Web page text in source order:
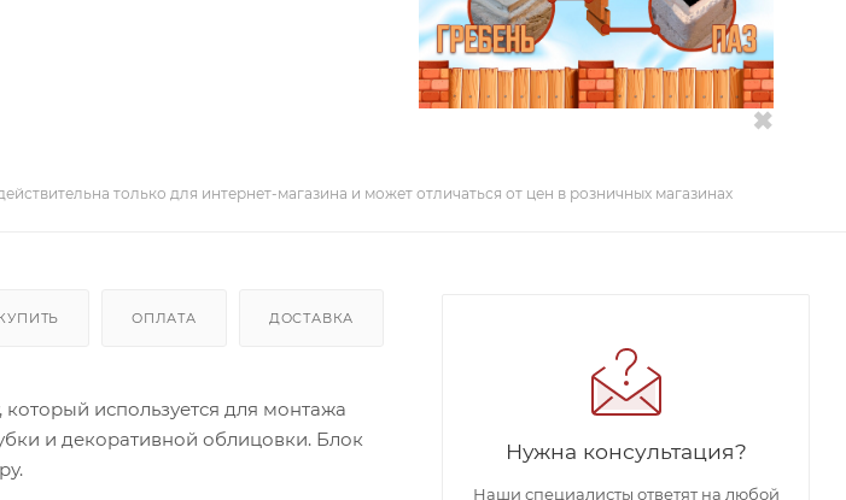
✖
только для интернет-магазина и может отличаться от цен в розничных магазинах
ОПЛАТА ДОСТАВКА
используется для монтажа
и декоративной облицовки. Блок
Нужна консультация?
Наши специалисты ответят на любой